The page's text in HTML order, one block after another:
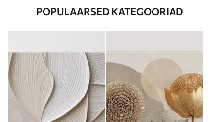
POPULAARSED KATEGOORIAD